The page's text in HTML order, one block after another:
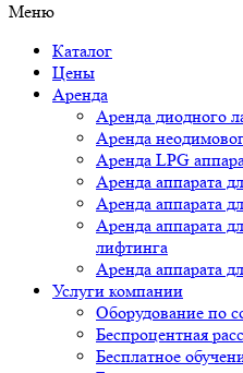
Меню
Каталог
Цены
Аренда
Аренда диодного
Аренда
Аренда LPG
Аренда аппарата
Аренда аппарата
Аренда аппарата
лифтинга
Аренда аппарата
Услуги компании
Оборудование по
Беспроцентная
Бесплатное